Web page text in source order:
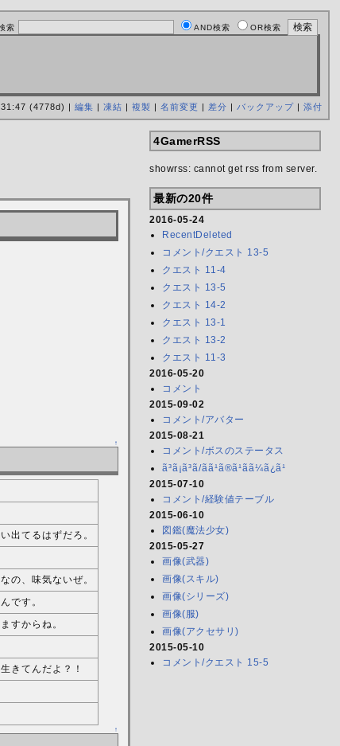
索 AND検索 OR検索
(4778d) | 編集 凍結 複製 名前変更 差分 バックアップ 添付
↑
出てるはずだろ。
の、味気ないぜ。
です。
すからね。
きてんだよ？！
↑
4GamerRSS
showrss: cannot get rss from server.
最新の20件
2016-05-24
RecentDeleted
コメント/クエスト 13-5
クエスト 11-4
クエスト 13-5
クエスト 14-2
クエスト 13-1
クエスト 13-2
クエスト 11-3
2016-05-20
コメント
2015-09-02
コメント/アバター
2015-08-21
コメント/ボスのステータス
ã³ã¡ã³ã/ãã¹ã®ã¹ãã¼ã¿ã¹
2015-07-10
コメント/経験値テーブル
2015-06-10
図鑑(魔法少女)
2015-05-27
画像(武器)
画像(スキル)
画像(シリーズ)
画像(服)
画像(アクセサリ)
2015-05-10
コメント/クエスト 15-5